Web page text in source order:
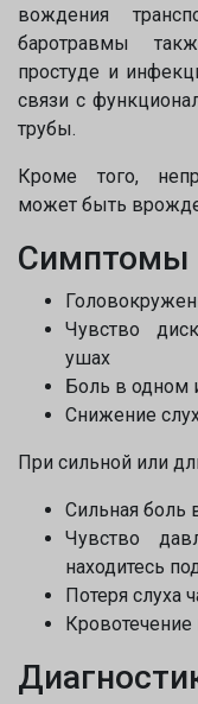
вождения
баротравмы
простуде и
связи с
трубы.
Кроме того,
может быть
Симптомы
Чувство
ушах
Боль в одном
Снижение
При сильной или
Сильная боль
Чувство
находитесь
Потеря слуха